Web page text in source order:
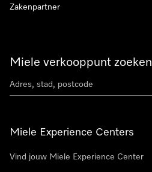
Miele verkooppunt zoeken
Miele Experience Centers
Vind jouw Miele Experience Center
Zakenpartner